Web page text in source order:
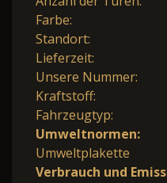
Farbe:
Standort:
Lieferzeit:
Unsere Nummer:
Kraftstoff:
Fahrzeugtyp:
Umweltnormen:
Umweltplakette
Verbrauch und